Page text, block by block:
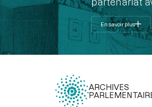
En savoir plus
ARCHIVES